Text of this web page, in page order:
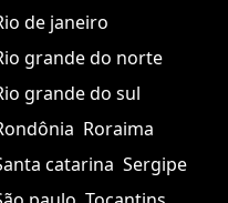
de janeiro
grande do norte
grande do sul
Roraima
catarina Sergipe